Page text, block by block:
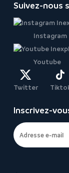
Suivez-nous
Instagram
Youtube
Twitter
Inscrivez-